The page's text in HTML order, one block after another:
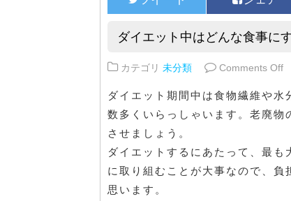
ダイエット中はどんな食事に
カテゴリ 未分類 Comments Off
ダイエット期間中は食物繊維や
数多くいらっしゃいます。老廃物
させましょう。
ダイエットするにあたって、最
に取り組むことが大事なので、負
思います。